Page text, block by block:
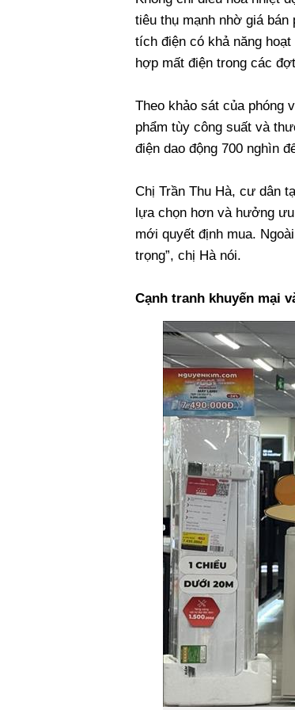
tiêu thụ mạnh nhờ giá
tích điện có khả năng
hợp mất điện trong các
Theo khảo sát của phóng
phẩm tùy công suất và
điện dao động 700 nghìn
Chị Trần Thu Hà, cư dân
lựa chọn hơn và hưởng
mới quyết định mua.
trọng”, chị Hà nói.
Cạnh tranh khuyến mại